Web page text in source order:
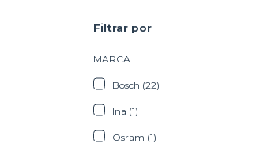
Filtrar por
MARCA
Bosch (22)
Ina (1)
Osram (1)